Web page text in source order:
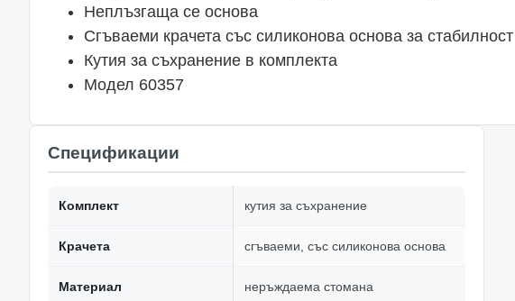
Неплъзгаща се основа
Сгъваеми крачета със силиконова основа за стабилност
Кутия за съхранение в комплекта
Модел 60357
Спецификации
Комплект кутия за съхранение
Крачета сгъваеми, със силиконова основа
Материал неръждаема стомана